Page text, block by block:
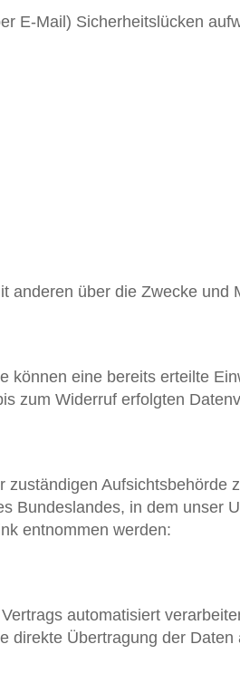
E-Mail) Sicherheitslücken
anderen über die Zwecke und
können eine bereits erteilte
zum Widerruf erfolgten
Aufsichtsbehörde
Bundeslandes, in dem unser
entnommen werden:
automatisiert
direkte Übertragung der Daten